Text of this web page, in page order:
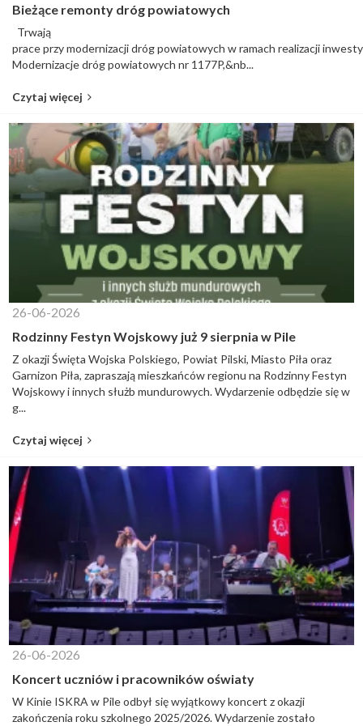
Bieżące remonty dróg powiatowych
Trwają
prace przy modernizacji dróg powiatowych w ramach realizacji
Modernizacje dróg powiatowych nr 1177P,&nb...
Czytaj więcej
26-06-2026
Rodzinny Festyn Wojskowy już 9 sierpnia w Pile
Z okazji Święta Wojska Polskiego, Powiat Pilski, Miasto Piła oraz
Garnizon Piła, zapraszają mieszkańców regionu na Rodzinny Festyn
Wojskowy i innych służb mundurowych. Wydarzenie odbędzie się w
g...
Czytaj więcej
26-06-2026
Koncert uczniów i pracowników oświaty
W Kinie ISKRA w Pile odbył się wyjątkowy koncert z okazji
zakończenia roku szkolnego 2025/2026. Wydarzenie zostało